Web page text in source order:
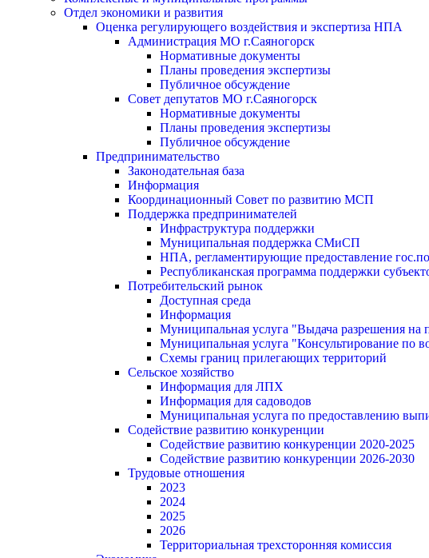
Отдел экономики и развития
Оценка регулирующего воздействия и экспертиза НПА
Администрация МО г.Саяногорск
Нормативные документы
Планы проведения экспертизы
Публичное обсуждение
Совет депутатов МО г.Саяногорск
Нормативные документы
Планы проведения экспертизы
Публичное обсуждение
Предпринимательство
Законодательная база
Информация
Координационный Совет по развитию МСП
Поддержка предпринимателей
Инфраструктура поддержки
Муниципальная поддержка СМиСП
НПА, регламентирующие предоставление
Республиканская программа поддержки
Потребительский рынок
Доступная среда
Информация
Муниципальная услуга "Выдача разрешения на
Муниципальная услуга "Консультирование по
Схемы границ прилегающих территорий
Сельское хозяйство
Информация для ЛПХ
Информация для садоводов
Муниципальная услуга по предоставлению
Содействие развитию конкуренции
Содействие развитию конкуренции 2020-2025
Содействие развитию конкуренции 2026-2030
Трудовые отношения
2023
2024
2025
2026
Территориальная трехсторонняя комиссия